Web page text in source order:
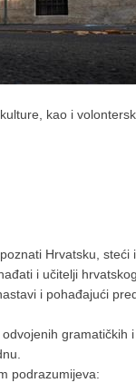
kao i
Hrvatsku, steći
i učitelji
i pohađajući
gramatičkih i
podrazumijeva: